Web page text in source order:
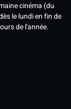
cinéma (du
le lundi en fin de
de l'année.